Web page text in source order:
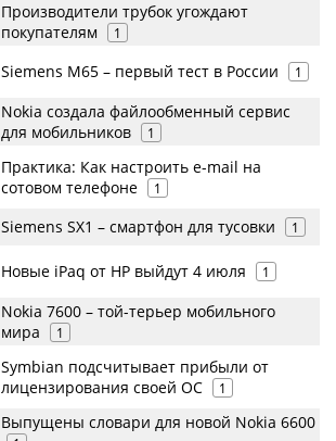
Производители трубок угождают
покупателям
1
Siemens M65 – первый тест в России 1
Nokia создала файлообменный сервис
для мобильников
1
Практика: Как настроить e-mail на
сотовом телефоне
1
Siemens SX1 – смартфон для тусовки 1
Новые iPaq от HP выйдут 4 июля 1
Nokia 7600 – той-терьер мобильного
мира
1
Symbian подсчитывает прибыли от
лицензирования своей ОС
1
Выпущены словари для новой Nokia 6600